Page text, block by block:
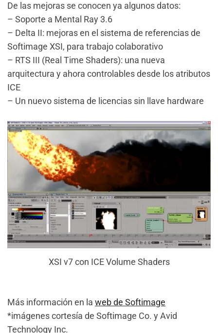
De las mejoras se conocen ya algunos datos:
– Soporte a Mental Ray 3.6
– Delta II: mejoras en el sistema de referencias de
Softimage XSI, para trabajo colaborativo
– RTS III (Real Time Shaders): una nueva
arquitectura y ahora controlables desde los atributos
ICE
– Un nuevo sistema de licencias sin llave hardware
XSI v7 con ICE Volume Shaders
Más información en la web de Softimage
*imágenes cortesía de Softimage Co. y Avid
Technology Inc.